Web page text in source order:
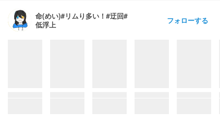
命(めい)#リムり多い！#迂回#
低浮上
フォローする